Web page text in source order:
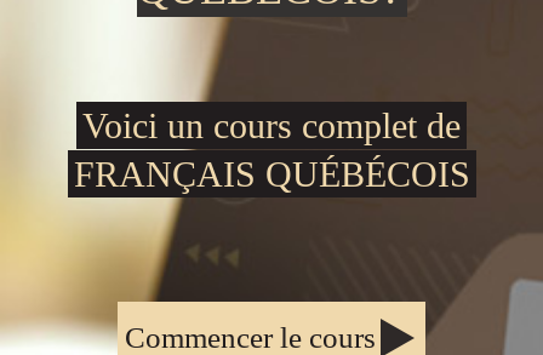
Voici un cours complet de
FRANÇAIS QUÉBÉCOIS
Commencer le cours